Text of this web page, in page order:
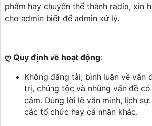
phẩm hay chuyển thể thành radio, xin
cho admin biết để admin xử lý.
ღ Quy định về hoạt động:
Không đăng tải, bình luận về vấn
trị, chủng tộc và những vấn đề
cảm. Dùng lời lẽ văn minh, lịch
các tổ chức hay cá nhân khác.